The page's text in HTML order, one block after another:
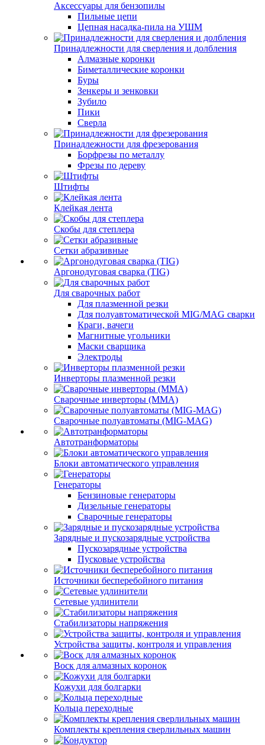
Аксессуары для бензопилы
Пильные цепи
Цепная насадка-пила на УШМ
Принадлежности для сверления и долбления
Алмазные коронки
Биметаллические коронки
Буры
Зенкеры и зенковки
Зубило
Пики
Сверла
Принадлежности для фрезерования
Борфрезы по металлу
Фрезы по дереву
Штифты
Клейкая лента
Скобы для степлера
Сетки абразивные
Аргонодуговая сварка (TIG)
Для сварочных работ
Для плазменной резки
Для полуавтоматической MIG/MAG сварки
Краги, вачеги
Магнитные угольники
Маски сварщика
Электроды
Инверторы плазменной резки
Сварочные инверторы (MMA)
Сварочные полуавтоматы (MIG-MAG)
Автотранформаторы
Блоки автоматического управления
Генераторы
Бензиновые генераторы
Дизельные генераторы
Сварочные генераторы
Зарядные и пускозарядные устройства
Пускозарядные устройства
Пусковые устройства
Источники бесперебойного питания
Сетевые удлинители
Стабилизаторы напряжения
Устройства защиты, контроля и управления
Воск для алмазных коронок
Кожухи для болгарки
Кольца переходные
Комплекты крепления сверлильных машин